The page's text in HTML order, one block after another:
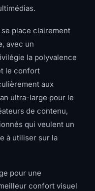
place clairement
, avec un
la polyvalence
le confort
aux
ultra-large pour le
de contenu,
qui veulent un
à utiliser sur la
pour une
confort visuel